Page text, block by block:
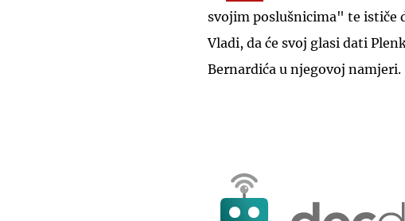
svojim poslušnicima" te ističe
Vladi, da će svoj glasi dati
Bernardića u njegovoj namjeri.